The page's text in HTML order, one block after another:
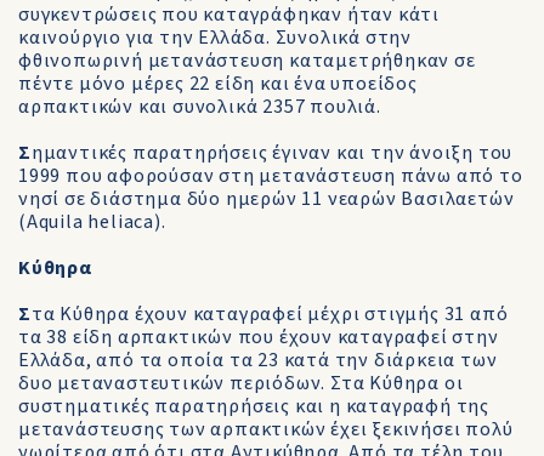
συγκεντρώσεις που καταγράφηκαν ήταν κάτι
καινούργιο για την Ελλάδα. Συνολικά στην
φθινοπωρινή μετανάστευση καταμετρήθηκαν σε
πέντε μόνο μέρες 22 είδη και ένα υποείδος
αρπακτικών και συνολικά 2357 πουλιά.
Σημαντικές παρατηρήσεις έγιναν και την άνοιξη του
1999 που αφορούσαν στη μετανάστευση πάνω από το
νησί σε διάστημα δύο ημερών 11 νεαρών Βασιλαετών
(Aquila heliaca).
Κύθηρα
Στα Κύθηρα έχουν καταγραφεί μέχρι στιγμής 31 από
τα 38 είδη αρπακτικών που έχουν καταγραφεί στην
Ελλάδα, από τα οποία τα 23 κατά την διάρκεια των
δυο μεταναστευτικών περιόδων. Στα Κύθηρα οι
συστηματικές παρατηρήσεις και η καταγραφή της
μετανάστευσης των αρπακτικών έχει ξεκινήσει πολύ